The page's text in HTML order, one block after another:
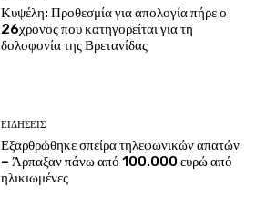
Κυψέλη: Προθεσμία για απολογία πήρε ο
26χρονος που κατηγορείται για τη
δολοφονία της Βρετανίδας
ΕΙΔΗΣΕΙΣ
Εξαρθρώθηκε σπείρα τηλεφωνικών απατών
– Άρπαξαν πάνω από 100.000 ευρώ από
ηλικιωμένες